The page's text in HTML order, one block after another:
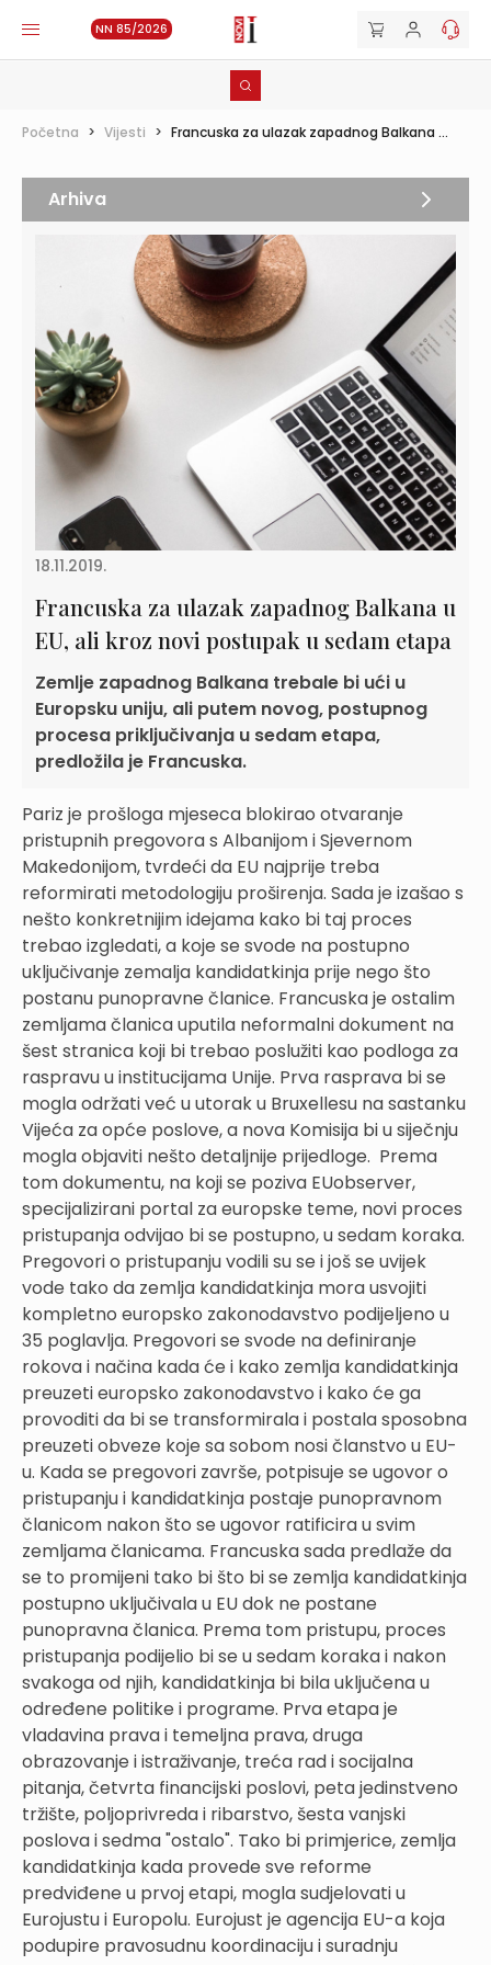
NN 85/2026
Početna > Vijesti > Francuska za ulazak zapadnog Balkana ...
18.11.2019.
Francuska za ulazak zapadnog Balkana u
EU, ali kroz novi postupak u sedam etapa
Zemlje zapadnog Balkana trebale bi ući u
Europsku uniju, ali putem novog, postupnog
procesa priključivanja u sedam etapa,
predložila je Francuska.
Pariz je prošloga mjeseca blokirao otvaranje
pristupnih pregovora s Albanijom i Sjevernom
Makedonijom, tvrdeći da EU najprije treba
reformirati metodologiju proširenja. Sada je izašao s
nešto konkretnijim idejama kako bi taj proces
trebao izgledati, a koje se svode na postupno
uključivanje zemalja kandidatkinja prije nego što
postanu punopravne članice. Francuska je ostalim
zemljama članica uputila neformalni dokument na
šest stranica koji bi trebao poslužiti kao podloga za
raspravu u institucijama Unije. Prva rasprava bi se
mogla održati već u utorak u Bruxellesu na sastanku
Vijeća za opće poslove, a nova Komisija bi u siječnju
mogla objaviti nešto detaljnije prijedloge. Prema
tom dokumentu, na koji se poziva EUobserver,
specijalizirani portal za europske teme, novi proces
pristupanja odvijao bi se postupno, u sedam koraka.
Pregovori o pristupanju vodili su se i još se uvijek
vode tako da zemlja kandidatkinja mora usvojiti
kompletno europsko zakonodavstvo podijeljeno u
35 poglavlja. Pregovori se svode na definiranje
rokova i načina kada će i kako zemlja kandidatkinja
preuzeti europsko zakonodavstvo i kako će ga
provoditi da bi se transformirala i postala sposobna
preuzeti obveze koje sa sobom nosi članstvo u EU-
u. Kada se pregovori završe, potpisuje se ugovor o
pristupanju i kandidatkinja postaje punopravnom
članicom nakon što se ugovor ratificira u svim
zemljama članicama. Francuska sada predlaže da
se to promijeni tako bi što bi se zemlja kandidatkinja
postupno uključivala u EU dok ne postane
punopravna članica. Prema tom pristupu, proces
pristupanja podijelio bi se u sedam koraka i nakon
svakoga od njih, kandidatkinja bi bila uključena u
određene politike i programe. Prva etapa je
vladavina prava i temeljna prava, druga
obrazovanje i istraživanje, treća rad i socijalna
pitanja, četvrta financijski poslovi, peta jedinstveno
tržište, poljoprivreda i ribarstvo, šesta vanjski
poslova i sedma "ostalo". Tako bi primjerice, zemlja
kandidatkinja kada provede sve reforme
predviđene u prvoj etapi, mogla sudjelovati u
Eurojustu i Europolu. Eurojust je agencija EU-a koja
podupire pravosudnu koordinaciju i suradnju
Arhiva